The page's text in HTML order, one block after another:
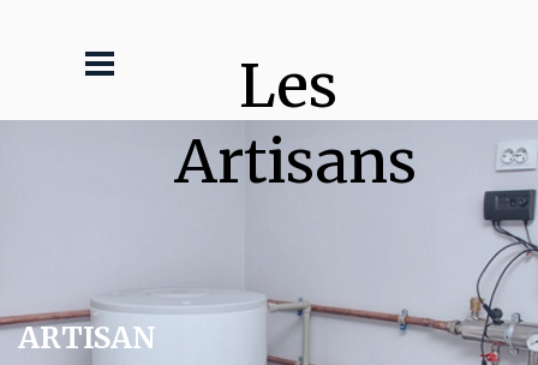
Les
Artisans
ARTISAN